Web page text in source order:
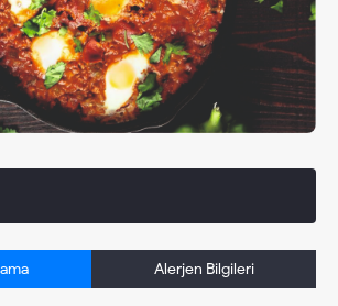
Alerjen Bilgileri